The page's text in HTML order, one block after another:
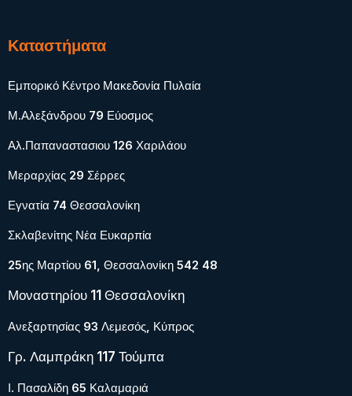
Καταστήματα
Εμπορικό Κέντρο Μακεδονία Πυλαία
Μ.Αλεξάνδρου 79 Εύοσμος
Αλ.Παπαναστασιου 126 Χαριλάου
Μεραρχίας 29 Σέρρες
Εγνατία 74 Θεσσαλονίκη
Σκλαβενίτης Νέα Ευκαρπία
25ης Μαρτίου 61, Θεσσαλονίκη 542 48
Μοναστηρίου 11 Θεσσαλονίκη
Ανεξαρτησίας 93 Λεμεσός, Κύπρος
Γρ. Λαμπράκη 117 Τούμπα
Ι. Πασαλίδη 65 Καλαμαριά